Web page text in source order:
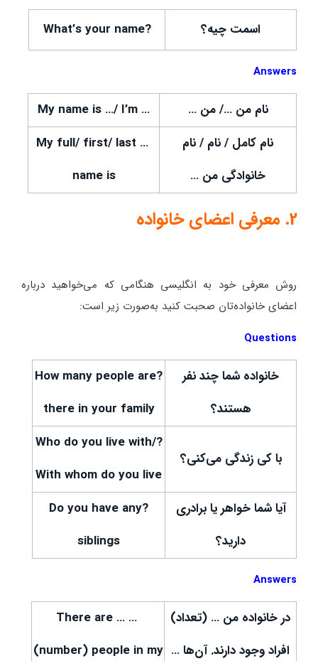
اسمت چیه؟ ?What’s your name
Answers
نام من …/ من …
… My name is …/ I’m
نام کامل / نام / نام
خانوادگی من …
… My full/ first/ last
name is
2. معرفی اعضای خانواده
روش معرفی خود به انگلیسی هنگامی که می‌خواهید درباره
اعضای خانواده‌تان صحبت کنید به‌صورت زیر است:
Questions
خانواده شما چند نفر
هستند؟
?How many people are
there in your family
با کی زندگی می‌کنی؟
?Who do you live with/
With whom do you live
آیا شما خواهر یا برادری
دارید؟
?Do you have any
siblings
Answers
در خانواده من … (تعداد)
افراد وجود دارند. آن‌ها …
… There are …
(number) people in my